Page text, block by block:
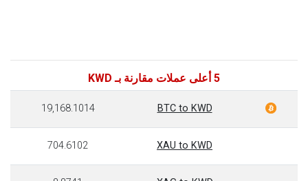
5 أعلى عملات مقارنة بـ KWD
BTC to KWD
19,168.1014
XAU to KWD
704.6102